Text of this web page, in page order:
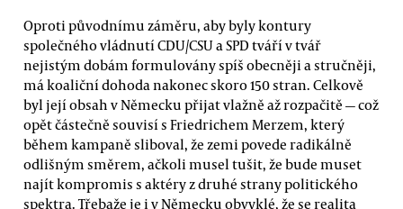
Oproti původnímu záměru, aby byly kontury
společného vládnutí CDU/CSU a SPD tváří v tvář
nejistým dobám formulovány spíš obecněji a stručněji,
má koaliční dohoda nakonec skoro 150 stran. Celkově
byl její obsah v Německu přijat vlažně až rozpačitě — což
opět částečně souvisí s Friedrichem Merzem, který
během kampaně sliboval, že zemi povede radikálně
odlišným směrem, ačkoli musel tušit, že bude muset
najít kompromis s aktéry z druhé strany politického
spektra. Třebaže je i v Německu obvyklé, že se realita